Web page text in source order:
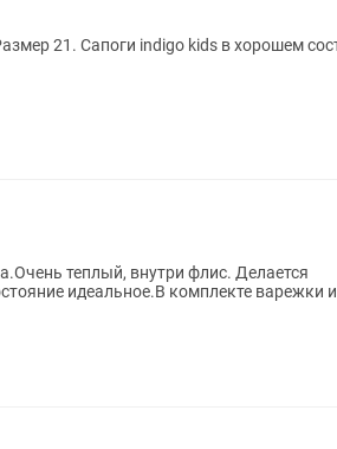
состоянии.
теплый, внутри флис. Делается
идеальное.В комплекте варежки и